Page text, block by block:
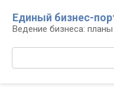
контенту
Единый бизнес-
Ведение бизнеса:
Поиск: